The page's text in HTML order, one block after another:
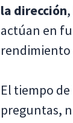
la dirección
actúan en
rendimiento
El tiempo
preguntas,